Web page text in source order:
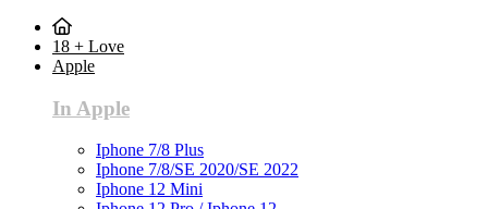
18 + Love
Apple
In Apple
Iphone 7/8 Plus
Iphone 7/8/SE 2020/SE 2022
Iphone 12 Mini